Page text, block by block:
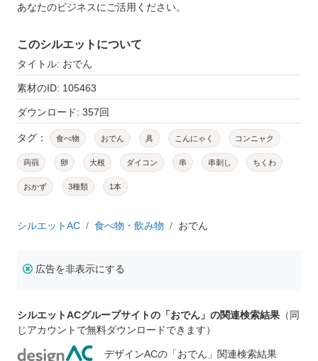
あなたのビジネスにご活用ください。
このシルエットについて
タイトル: おでん
素材のID: 105463
ダウンロード: 357回
タグ： 食べ物 おでん 具 こんにゃく コンニャク
蒟蒻 卵 大根 ダイコン 串 串刺し ちくわ
おかず 3種類 1本
シルエットAC 食べ物・飲み物 おでん
広告を非表示にする
シルエットACグループサイトの「おでん」の関連検索結果 （同
じアカウントで無料ダウンロードできます）
デザインACの「おでん」関連検索結果